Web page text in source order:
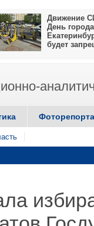
Движение
День города
будет